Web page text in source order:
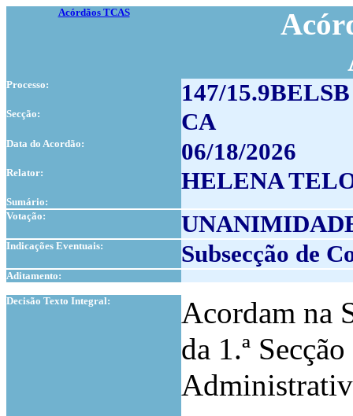
Acórdãos TCAS
Processo: 147/15.9BELSB
Secção: CA
Data do Acordão: 06/18/2026
Relator: HELENA
Sumário:
Votação:
Indicações Eventuais: Subsecção de
Aditamento:
Decisão Texto Integral:
Acordam na
da 1.ª